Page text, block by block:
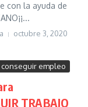
con la ayuda de
octubre 3, 2020
conseguir empleo
TRABAJO